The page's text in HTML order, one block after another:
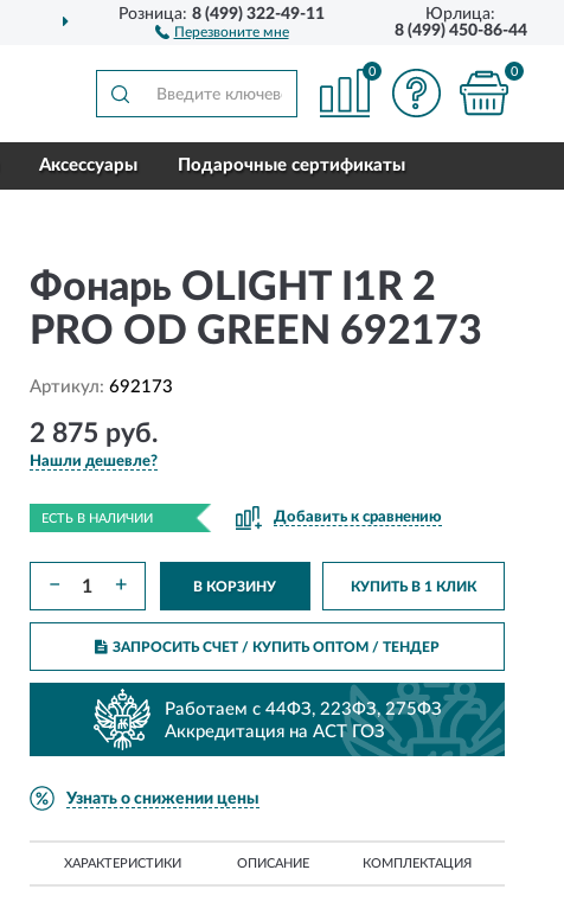
ДОСТАВИМ ПО ВСЕЙ РОССИИ
Розница:8 (499) 322-49-11
Перезвоните мне
Юрлица:
8 (499) 450-86-44
0 0
Аксессуары Подарочные сертификаты
Фонарь OLIGHT I1R 2
PRO OD GREEN 692173
Артикул: 692173
2 875 руб.
Нашли дешевле?
ЕСТЬ В НАЛИЧИИ Добавить к сравнению
− + В КОРЗИНУ КУПИТЬ В 1 КЛИК
ЗАПРОСИТЬ СЧЕТ / КУПИТЬ ОПТОМ/ ТЕНДЕР
Работаем с 44ФЗ, 223ФЗ, 275ФЗ
Аккредитация на АСТ ГОЗ
Узнать о снижении цены
ХАРАКТЕРИСТИКИ ОПИСАНИЕ КОМПЛЕКТАЦИЯ